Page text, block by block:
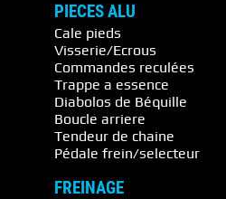
PIECES ALU
Cale pieds
Visserie/Ecrous
Commandes reculées
Trappe a essence
Diabolos de Béquille
Boucle arriere
Tendeur de chaine
Pédale frein/selecteur
FREINAGE